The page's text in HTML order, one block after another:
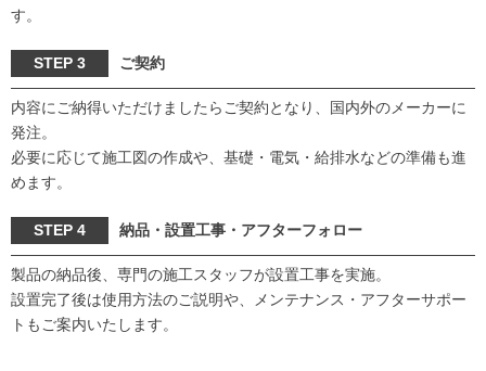
す。
STEP 3 ご契約
内容にご納得いただけましたらご契約となり、国内外のメーカーに
発注。
必要に応じて施工図の作成や、基礎・電気・給排水などの準備も進
めます。
STEP 4 納品・設置工事・アフターフォロー
製品の納品後、専門の施工スタッフが設置工事を実施。
設置完了後は使用方法のご説明や、メンテナンス・アフターサポー
トもご案内いたします。